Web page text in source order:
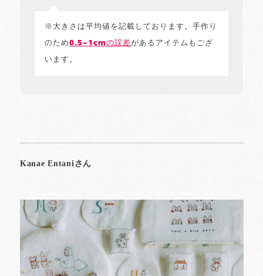
※大きさは平均値を記載しております。手作り
のため0.5~1cmの誤差があるアイテムもござ
います。